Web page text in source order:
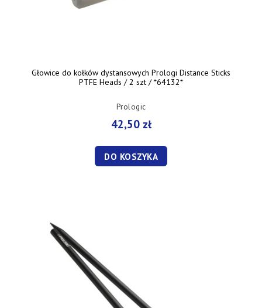
Głowice do kołków dystansowych Prologi Distance Sticks
PTFE Heads / 2 szt / *64132*
Prologic
42,50 zł
DO KOSZYKA